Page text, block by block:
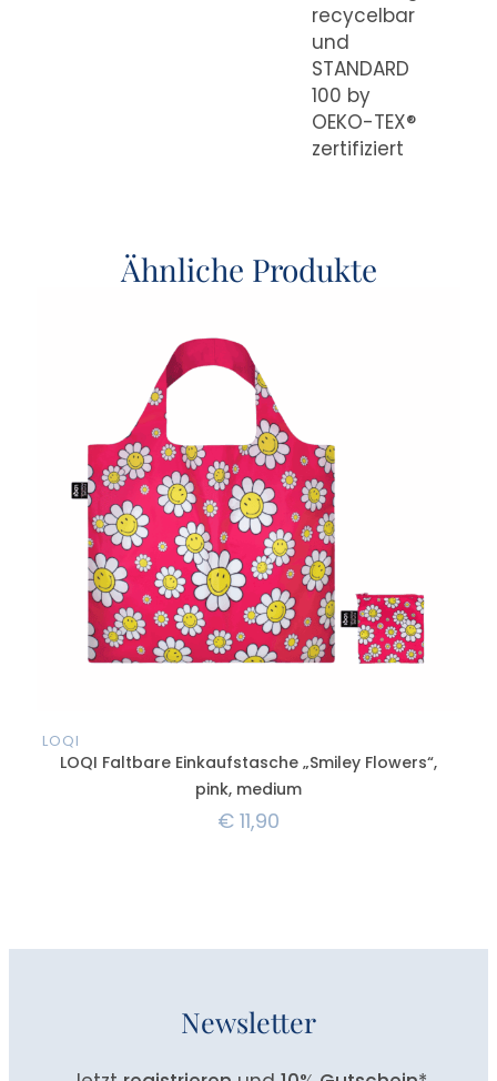
recycelbar
und
STANDARD
100 by
OEKO-TEX®
zertifiziert
Ähnliche Produkte
LOQI
LOQI Faltbare Einkaufstasche „Smiley Flowers“,
pink, medium
€ 11,90
Newsletter